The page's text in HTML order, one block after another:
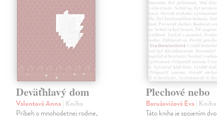
Deväťhlavý dom
Valentová Anna| Kniha
Príbeh o mnohodetnej rodine,
Plechové nebo
Borušovičová Eva| Kniha
Táto kniha je spojením